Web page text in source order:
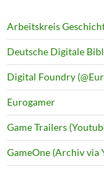
Arbeitskreis
Deutsche Digitale
Digital Foundry
Eurogamer
Game Trailers
GameOne (Archiv via